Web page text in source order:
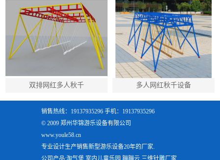
双排网红多人秋千 多人网红秋千设备
销售热线：19137935296 手机：19137935296
© 2009 郑州华锦游乐设备有限公司
www.youle58.cn
专业设计生产销售新型游乐设备20年的厂家.
公司产品:淘气堡,室内儿童乐园,蹦蹦云,三维针雕厂家,